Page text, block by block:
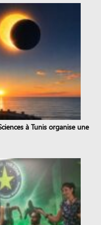
à Tunis organise une